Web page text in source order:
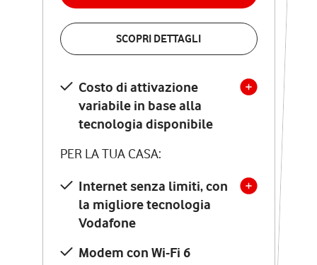
SCOPRI DETTAGLI
Costo di attivazione
variabile in base alla
tecnologia disponibile
PER LA TUA CASA:
Internet senza limiti, con
la migliore tecnologia
Vodafone
Modem con Wi-Fi 6
VERIFICA LA COPERTURA
Costo di attivazione
variabile in base alla
tecnologia disponibile
PER LA TUA CASA:
Internet senza limiti, con
la migliore tecnologia
Vodafone
Modem Seven con Wi-Fi 7
Chiamate illimitate verso
numeri fissi e mobili